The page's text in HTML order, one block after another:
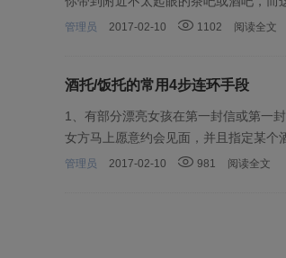
管理员 2017-02-10 1102 阅读全文
酒托/饭托的常用4步连环手段
1、有部分漂亮女孩在第一封信或第一
女方马上愿意约会见面，并且指定某个
管理员 2017-02-10 981 阅读全文